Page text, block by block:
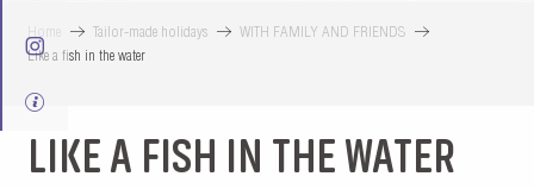
Home Tailor-made holidays
WITH FAMILY AND FRIENDS
Like a fish in the water
LIKE A FISH IN THE WATER